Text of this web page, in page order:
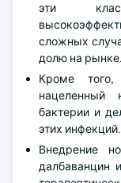
эти
сложных
долю на рынке.
Кроме того,
нацеленный
бактерии и
этих инфекций.
Внедрение
далбаванцин